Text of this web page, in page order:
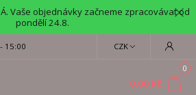
Vaše objednávky začneme zpracovávat od
pondělí 24.8.
CZK
15:00
0
0,00 Kč